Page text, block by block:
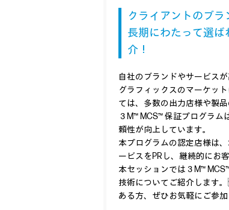
クライアントのブラ
長期にわたって選
介！
自社のブランドやサービス
グラフィックスのマーケッ
ては、多数の出力店様や製
３M™ MCS™ 保証プログラ
頼性が向上しています。
本プログラムの認定店様は
ービスをPRし、継続的に
本セッションでは３M™
技術についてご紹介します
ある方、ぜひお気軽にご参加